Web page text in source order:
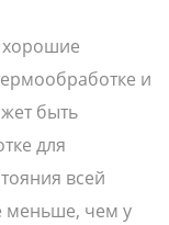
хорошие
и
быть
для
всей
меньше, чем у